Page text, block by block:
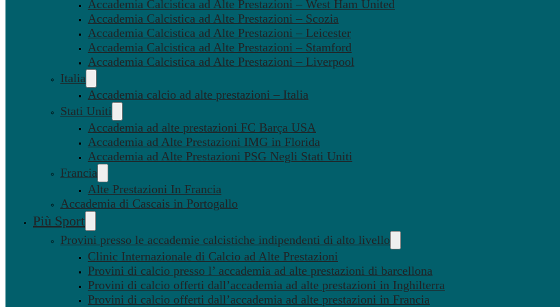
Accademia Calcistica ad Alte Prestazioni – West Ham United
Accademia Calcistica ad Alte Prestazioni – Scozia
Accademia Calcistica ad Alte Prestazioni – Leicester
Accademia Calcistica ad Alte Prestazioni – Stamford
Accademia Calcistica ad Alte Prestazioni – Liverpool
Italia
Accademia calcio ad alte prestazioni – Italia
Stati Uniti
Accademia ad alte prestazioni FC Barça USA
Accademia ad Alte Prestazioni IMG in Florida
Accademia ad Alte Prestazioni PSG Negli Stati Uniti
Francia
Alte Prestazioni In Francia
Accademia di Cascais in Portogallo
Più Sport
Provini presso le accademie calcistiche indipendenti di alto livello
Clinic Internazionale di Calcio ad Alte Prestazioni
Provini di calcio presso l’ accademia ad alte prestazioni di barcellona
Provini di calcio offerti dall’accademia ad alte prestazioni in Inghilterra
Provini di calcio offerti dall’accademia ad alte prestazioni in Francia